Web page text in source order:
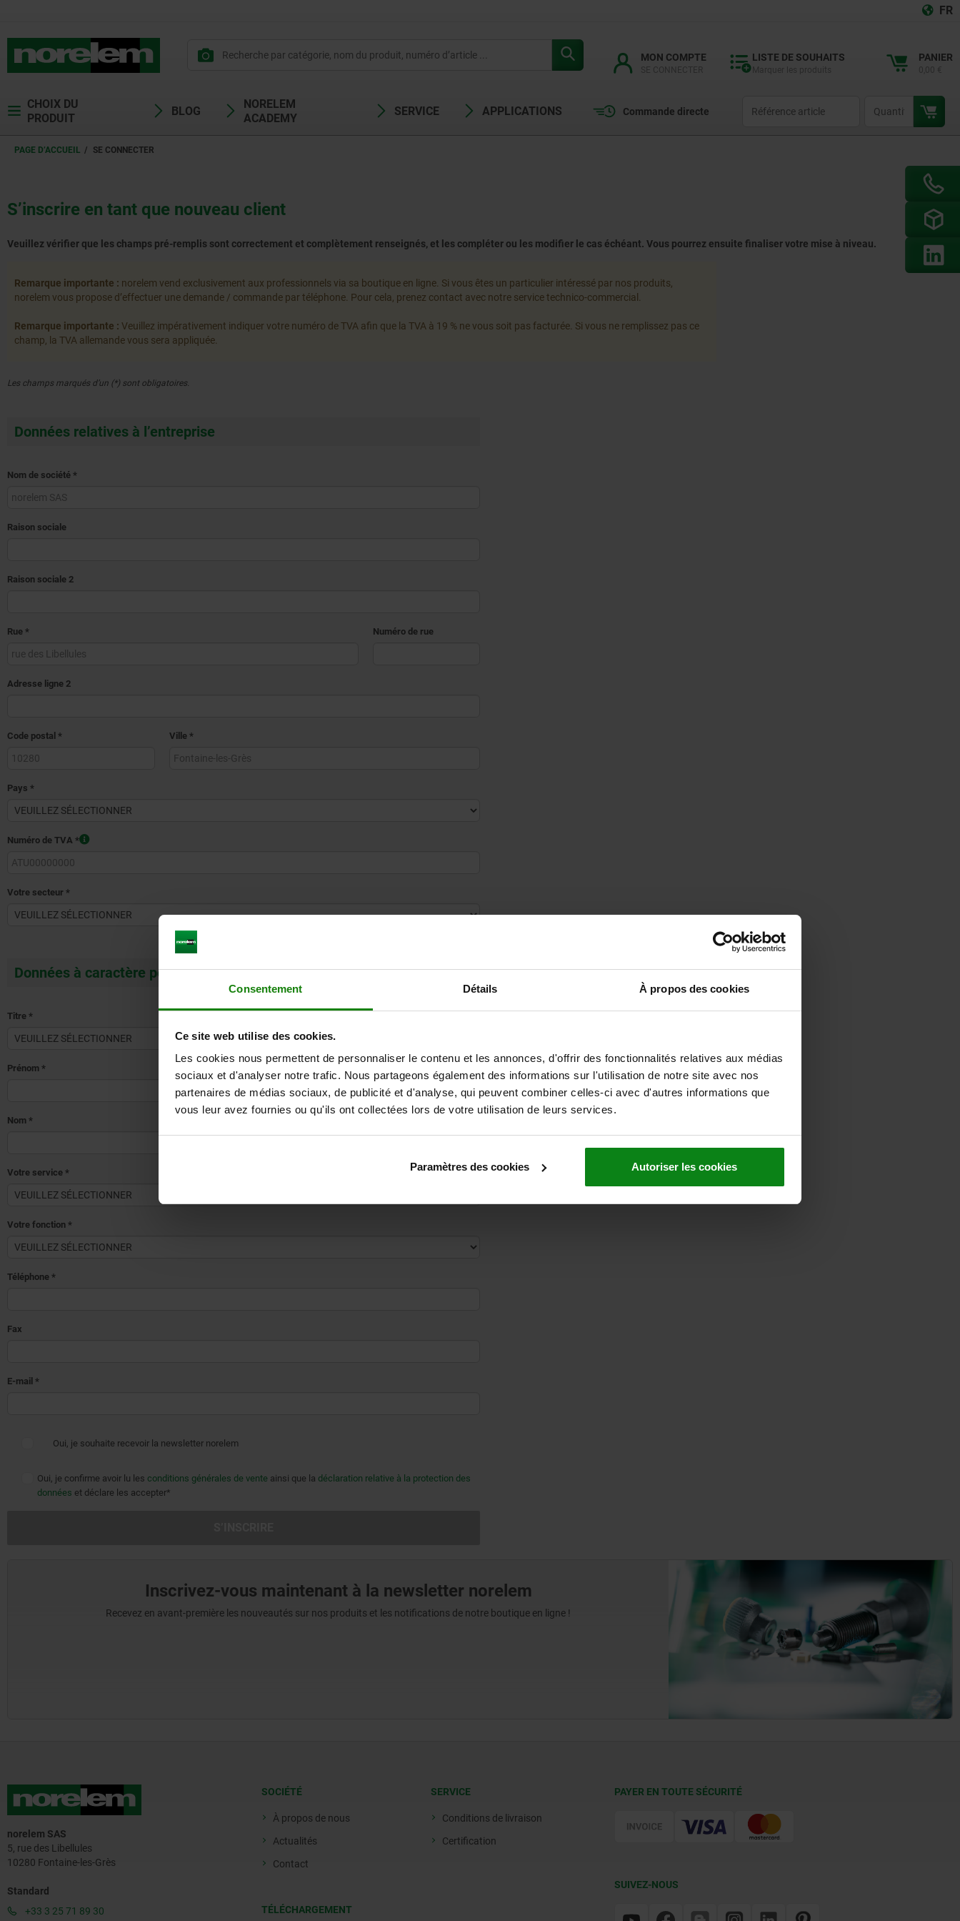
Consentement Détails À propos des cookies
Ce site web utilise des cookies.
Les cookies nous permettent de personnaliser le contenu et les annonces, d'offrir des fonctionnalités relatives aux médias
sociaux et d'analyser notre trafic. Nous partageons également des informations sur l'utilisation de notre site avec nos
partenaires de médias sociaux, de publicité et d'analyse, qui peuvent combiner celles-ci avec d'autres informations que
vous leur avez fournies ou qu'ils ont collectées lors de votre utilisation de leurs services.
Paramètres des cookies Autoriser les cookies
FR
MON COMPTE LISTE DE SOUHAITS PANIER
CHOIX DU
PRODUIT
BLOG
NORELEM
ACADEMY
SERVICE APPLICATIONS Commande directe
PAGE D’ACCUEIL SE CONNECTER
S’inscrire en tant que nouveau client
Veuillez vérifier que les champs pré-remplis sont correctement et complètement renseignés, et les compléter ou les modifier le cas échéant. Vous pourrez ensuite finaliser votre mise à niveau.
Remarque importante : norelem vend exclusivement aux professionnels via sa boutique en ligne. Si vous êtes un particulier intéressé par nos produits,
norelem vous propose d’effectuer une demande / commande par téléphone. Pour cela, prenez contact avec notre service technico-commercial.
Remarque importante : Veuillez impérativement indiquer votre numéro de TVA afin que la TVA à 19 % ne vous soit pas facturée. Si vous ne remplissez pas ce
champ, la TVA allemande vous sera appliquée.
Les champs marqués d’un (*) sont obligatoires.
Données relatives à l’entreprise
Nom de société *
Raison sociale
Raison sociale 2
Rue * Numéro de rue
Adresse ligne 2
Code postal * Ville *
Pays *
Numéro de TVA *
Votre secteur *
Données à caractère personnel
Titre *
Prénom *
Nom *
Votre service *
Votre fonction *
Téléphone *
Fax
E-mail *
Oui, je souhaite recevoir la newsletter norelem
Oui, je confirme avoir lu les conditions générales de vente ainsi que la déclaration relative à la protection des
données et déclare les accepter*
Inscrivez-vous maintenant à la newsletter norelem
Recevez en avant-première les nouveautés sur nos produits et les notifications de notre boutique en ligne !
norelem SAS
5, rue des Libellules
10280 Fontaine-les-Grès
Standard
+33 3 25 71 89 30
SOCIÉTÉ
À propos de nous
Actualités
Contact
TÉLÉCHARGEMENT
SERVICE
Conditions de livraison
Certification
PAYER EN TOUTE SÉCURITÉ
SUIVEZ-NOUS